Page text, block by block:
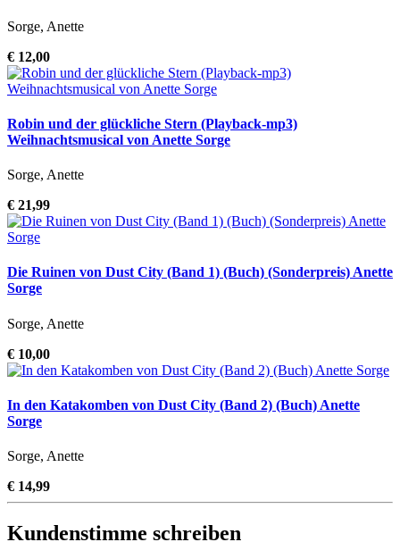
Sorge, Anette
€ 12,00
Robin und der glückliche Stern (Playback-mp3)
Weihnachtsmusical von Anette Sorge
Sorge, Anette
€ 21,99
Die Ruinen von Dust City (Band 1) (Buch) (Sonderpreis) Anette
Sorge
Sorge, Anette
€ 10,00
In den Katakomben von Dust City (Band 2) (Buch) Anette
Sorge
Sorge, Anette
€ 14,99
Kundenstimme schreiben